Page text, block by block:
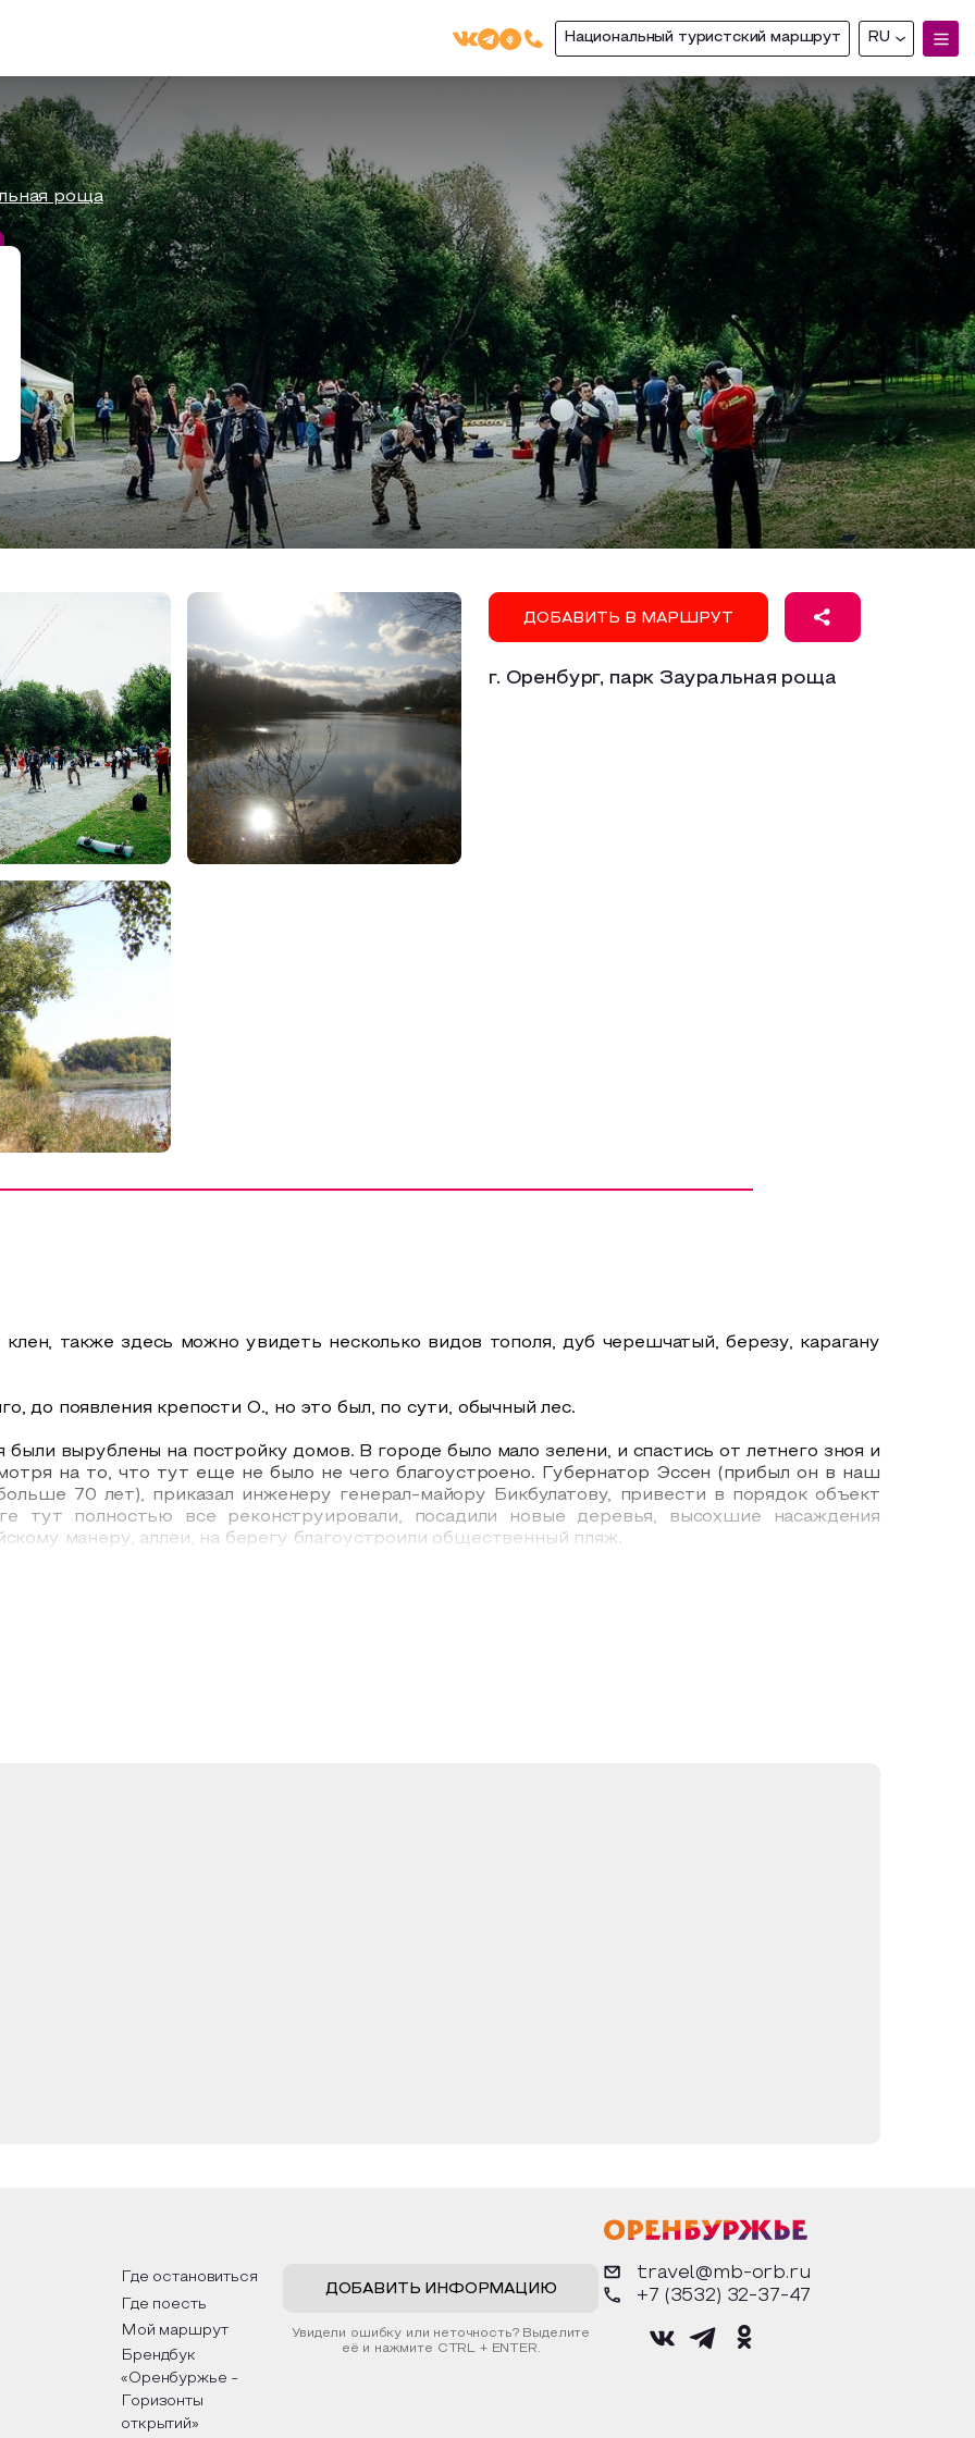
Национальный туристский маршрут RU
роща
ДОБАВИТЬ В МАРШРУТ
г. Оренбург, парк Зауральная роща
также здесь можно увидеть несколько видов тополя, дуб черешчатый, березу, карагану
до появления крепости О., но это был, по сути, обычный лес.
были вырублены на постройку домов. В городе было мало зелени, и спастись от летнего зноя и
на то, что тут еще не было не чего благоустроено. Губернатор Эссен (прибыл он в наш
70 лет), приказал инженеру генерал-майору Бикбулатову, привести в порядок объект
тут полностью все реконструировали, посадили новые деревья, высохшие насаждения
манеру, аллеи, на берегу благоустроили общественный пляж.
лесной зоны.
Где остановиться
Где поесть
Мой маршрут
Брендбук
«Оренбуржье -
Горизонты
открытий»
ДОБАВИТЬ ИНФОРМАЦИЮ
Увидели ошибку или неточность? Выделите
её и нажмите CTRL + ENTER.
travel@mb-orb.ru
+7 (3532) 32-37-47